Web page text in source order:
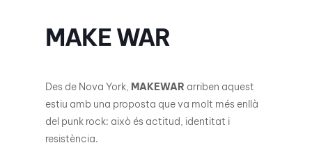
MAKE WAR
Des de Nova York, MAKEWAR arriben aquest
estiu amb una proposta que va molt més enllà
del punk rock: això és actitud, identitat i
resistència.